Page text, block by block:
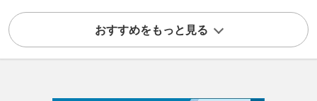
おすすめをもっと見る